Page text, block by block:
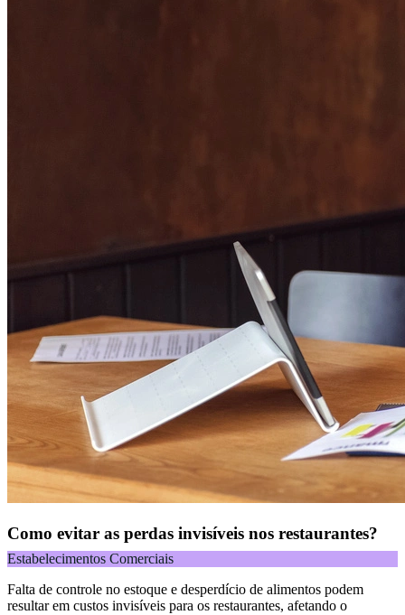
Como evitar as perdas invisíveis nos restaurantes?
Estabelecimentos Comerciais
Falta de controle no estoque e desperdício de alimentos podem
resultar em custos invisíveis para os restaurantes, afetando o